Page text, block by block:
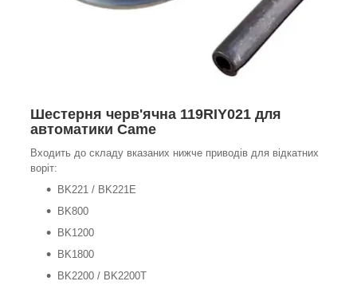
Шестерня черв'ячна 119RIY021 для
автоматики Came
Входить до складу вказаних нижче приводів для відкатних
воріт:
BK221 / BK221E
BK800
BK1200
BK1800
BK2200 / BK2200T